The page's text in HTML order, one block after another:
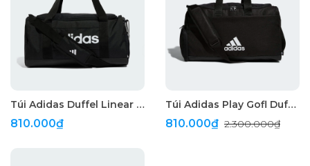
Túi Adidas Duffel Linear Cỡ Nhỏ "Black"
810.000₫
Túi Adidas Play Gofl Duffel Crestable "Black"
810.000₫ 2.300.000₫